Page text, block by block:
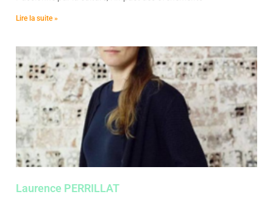
Lire la suite »
Laurence PERRILLAT